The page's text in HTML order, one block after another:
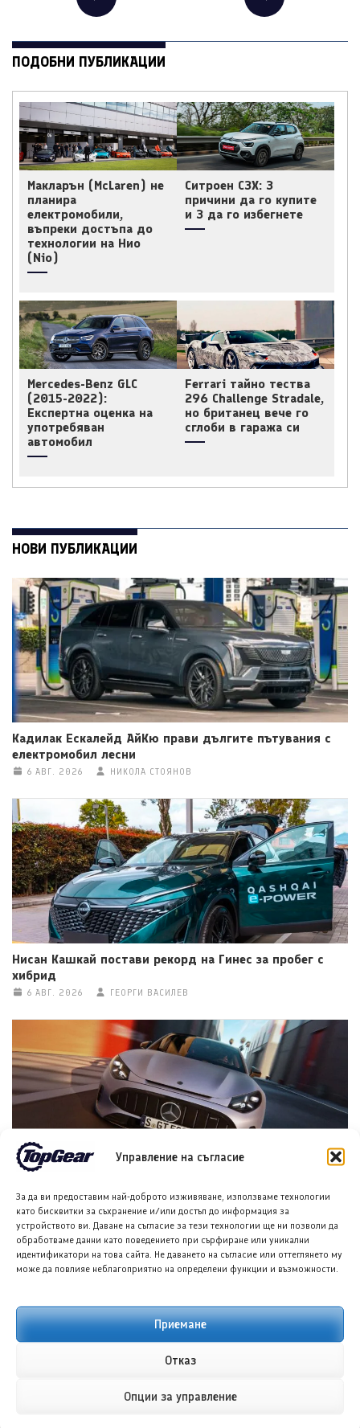
Управление на съгласие
За да ви предоставим най-доброто изживяване, използваме технологии
като бисквитки за съхранение и/или достъп до информация за
устройството ви. Даване на съгласие за тези технологии ще ни позволи да
обработваме данни като поведението при сърфиране или уникални
идентификатори на това сайта. Не даването на съгласие или оттеглянето му
може да повлияе неблагоприятно на определени функции и възможности.
Приемане
Отказ
Опции за управление
ПОДОБНИ ПУБЛИКАЦИИ
Макларън (McLaren) не
планира
електромобили,
въпреки достъпа до
технологии на Нио
(Nio)
Ситроен C3X: 3
причини да го купите
и 3 да го избегнете
Mercedes-Benz GLC
(2015-2022):
Експертна оценка на
употребяван
автомобил
Ferrari тайно тества
296 Challenge Stradale,
но британец вече го
сглоби в гаража си
НОВИ ПУБЛИКАЦИИ
Кадилак Ескалейд АйКю прави дългите пътувания с
електромобил лесни
6 АВГ. 2026 НИКОЛА СТОЯНОВ
Нисан Кашкай постави рекорд на Гинес за пробег с
хибрид
6 АВГ. 2026 ГЕОРГИ ВАСИЛЕВ
ниска цена
6 АВГ. 2026 ТЕОДОРА ИЛИЕВА
Поларис Рейнджър ХР 1000 Мъд Едишън за 2027